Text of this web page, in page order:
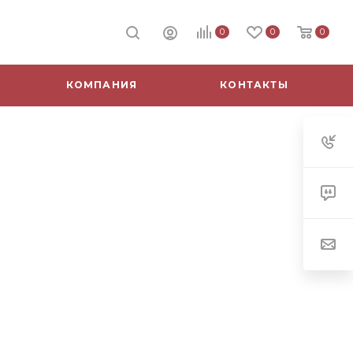
0 0 0
КОМПАНИЯ КОНТАКТЫ